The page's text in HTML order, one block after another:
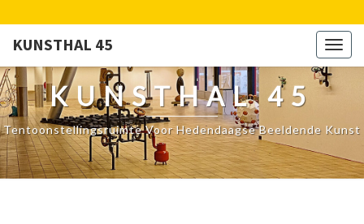
KUNSTHAL 45
KUNSTHAL 45
Tentoonstellingsruimte Voor Hedendaagse Beeldende Kunst